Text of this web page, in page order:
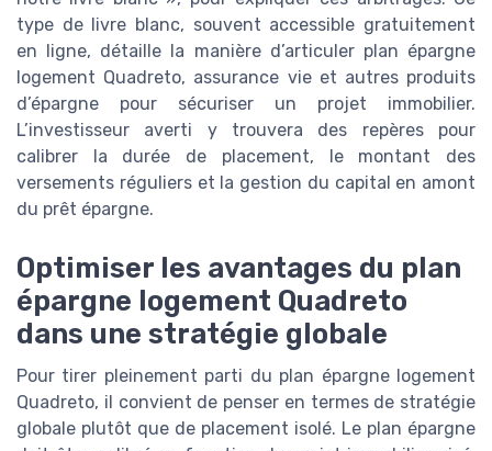
type de livre blanc, souvent accessible gratuitement
en ligne, détaille la manière d’articuler plan épargne
logement Quadreto, assurance vie et autres produits
d’épargne pour sécuriser un projet immobilier.
L’investisseur averti y trouvera des repères pour
calibrer la durée de placement, le montant des
versements réguliers et la gestion du capital en amont
du prêt épargne.
Optimiser les avantages du plan
épargne logement Quadreto
dans une stratégie globale
Pour tirer pleinement parti du plan épargne logement
Quadreto, il convient de penser en termes de stratégie
globale plutôt que de placement isolé. Le plan épargne